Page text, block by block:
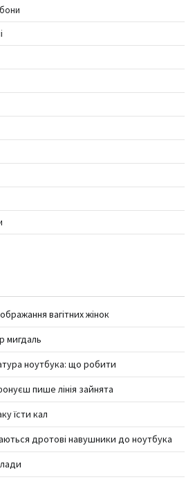
вагітних жінок
мигдаль
ноутбука: що робити
пише лінія зайнята
їсти кал
дротові навушники до ноутбука